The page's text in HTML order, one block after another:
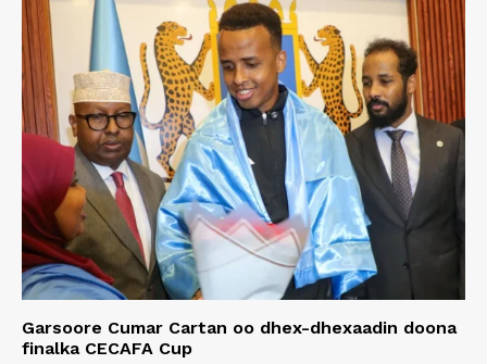
Garsoore Cumar Cartan oo dhex-dhexaadin doona
finalka CECAFA Cup